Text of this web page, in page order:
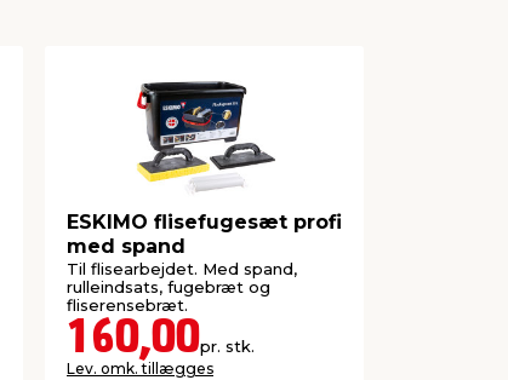
ESKIMO flisefugesæt profi
med spand
Til flisearbejdet. Med spand,
rulleindsats, fugebræt og
fliserensebræt.
160,00pr. stk.
Lev. omk. tillægges